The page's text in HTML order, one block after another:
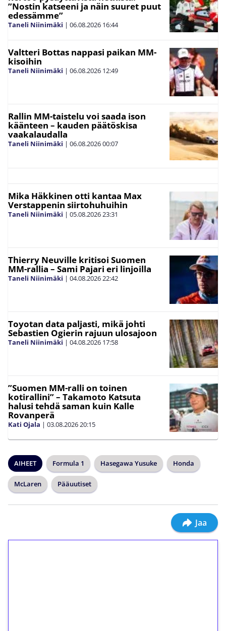
”Nostin katseeni ja näin suuret puut
edessämme”
Taneli Niinimäki | 06.08.2026 16:44
Valtteri Bottas nappasi paikan MM-
kisoihin
Taneli Niinimäki | 06.08.2026 12:49
Rallin MM-taistelu voi saada ison
käänteen – kauden päätöskisa
vaakalaudalla
Taneli Niinimäki | 06.08.202600:07
Mika Häkkinen otti kantaa Max
Verstappenin siirtohuhuihin
Taneli Niinimäki | 05.08.202623:31
Thierry Neuville kritisoi Suomen
MM-rallia – Sami Pajari eri linjoilla
Taneli Niinimäki | 04.08.202622:42
Toyotan data paljasti, mikä johti
Sebastien Ogierin rajuun ulosajoon
Taneli Niinimäki | 04.08.2026 17:58
”Suomen MM-ralli on toinen
kotirallini” – Takamoto Katsuta
halusi tehdä saman kuin Kalle
Rovanperä
Kati Ojala | 03.08.202620:15
AIHEET Formula 1 Hasegawa Yusuke Honda
McLaren Pääuutiset
Jaa